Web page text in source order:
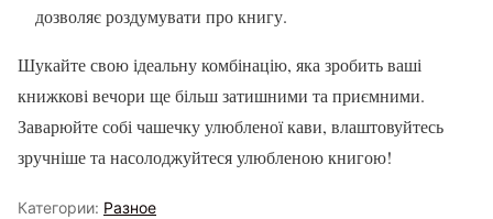
дозволяє роздумувати про книгу.
Шукайте свою ідеальну комбінацію, яка зробить ваші
книжкові вечори ще більш затишними та приємними.
Заварюйте собі чашечку улюбленої кави, влаштовуйтесь
зручніше та насолоджуйтеся улюбленою книгою!
Категории: Разное